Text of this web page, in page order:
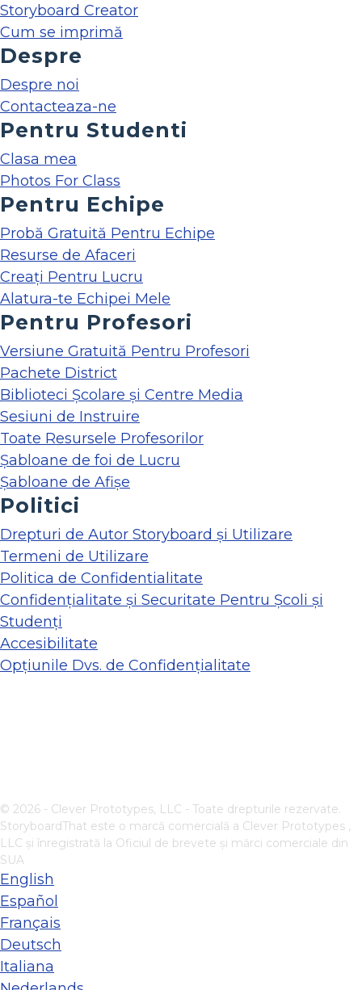
Storyboard Creator
Cum se imprimă
Despre
Despre noi
Contacteaza-ne
Pentru Studenti
Clasa mea
Photos For Class
Pentru Echipe
Probă Gratuită Pentru Echipe
Resurse de Afaceri
Creați Pentru Lucru
Alatura-te Echipei Mele
Pentru Profesori
Versiune Gratuită Pentru Profesori
Pachete District
Biblioteci Școlare și Centre Media
Sesiuni de Instruire
Toate Resursele Profesorilor
Șabloane de foi de Lucru
Șabloane de Afișe
Politici
Drepturi de Autor Storyboard și Utilizare
Termeni de Utilizare
Politica de Confidentialitate
Confidențialitate și Securitate Pentru Școli și
Studenți
Accesibilitate
Opțiunile Dvs. de Confidențialitate
© 2026 - Clever Prototypes, LLC - Toate drepturile rezervate.
StoryboardThat este o marcă comercială a Clever Prototypes ,
LLC și înregistrată la Oficiul de brevete și mărci comerciale din
SUA
English
Español
Français
Deutsch
Italiana